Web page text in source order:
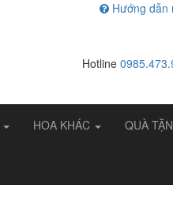
Hướng dẫn
Hotline
HOA KHÁC QUÀ